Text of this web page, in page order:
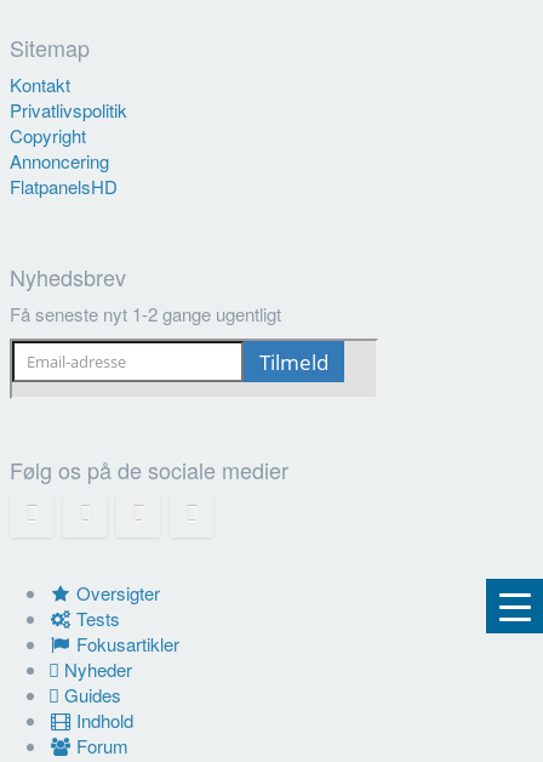
Sitemap
Kontakt
Privatlivspolitik
Copyright
Annoncering
FlatpanelsHD
Nyhedsbrev
Få seneste nyt 1-2 gange ugentligt
Følg os på de sociale medier
Oversigter
Tests
Fokusartikler
Nyheder
Guides
Indhold
Forum